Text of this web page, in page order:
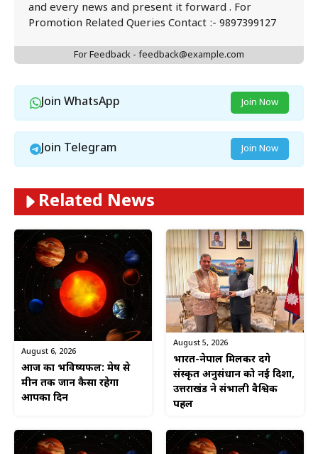
and every news and present it forward . For
Promotion Related Queries Contact :- 9897399127
For Feedback - feedback@example.com
Join WhatsApp Join Now
Join Telegram Join Now
Related News
August 6, 2026
आज का भविष्यफल: मेष से
मीन तक जानें कैसा रहेगा
आपका दिन
August 5, 2026
भारत-नेपाल मिलकर देंगे
संस्कृत अनुसंधान को नई दिशा,
उत्तराखंड ने संभाली वैश्विक
पहल